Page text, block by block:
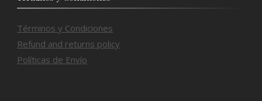
Términos y Condiciones
Refund and returns policy
Políticas de Envío